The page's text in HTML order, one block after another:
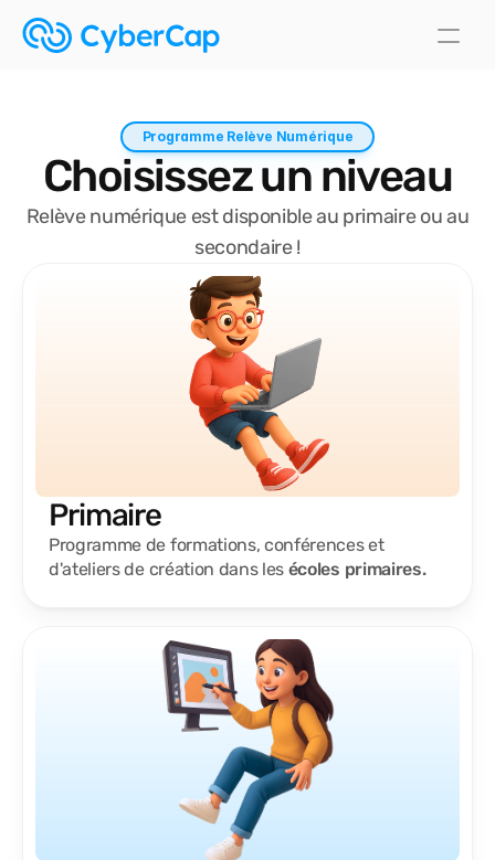
Programme Relève Numérique
Choisissez un niveau
Relève numérique est disponible au primaire ou au
secondaire !
Primaire
Programme de formations, conférences et
d'ateliers de création dans les écoles primaires.